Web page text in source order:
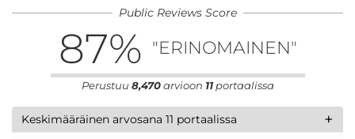
Public Reviews Score
87% "ERINOMAINEN"
Perustuu 8,470arvioon 11portaalissa
+
Keskimääräinen arvosana 11 portaalissa